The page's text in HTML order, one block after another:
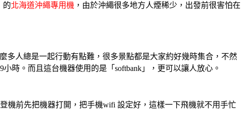
的北海道沖繩專用機 ，由於沖繩很多地方人煙稀少，出發前很害怕在
多人總是一起行動有點難，很多景點都是大家約好幾時集合，不然
時。而且這台機器使用的是「softbank」，更可以讓人放心。
機前先把機器打開，把手機wifi 設定好，這樣一下飛機就不用手忙